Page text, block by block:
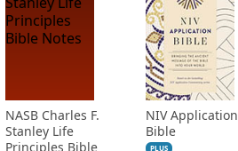
NASB Charles F.
Stanley Life
Principles Bible
NIV Application
Bible
PLUS